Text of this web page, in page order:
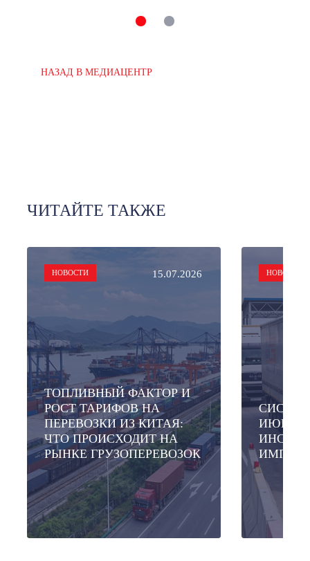
НАЗАД В МЕДИАЦЕНТР
ЧИТАЙТЕ ТАКЖЕ
НОВОСТИ 15.07.2026
ТОПЛИВНЫЙ ФАКТОР И
РОСТ ТАРИФОВ НА
ПЕРЕВОЗКИ ИЗ КИТАЯ:
ЧТО ПРОИСХОДИТ НА
РЫНКЕ ГРУЗОПЕРЕВОЗОК
НОВОСТИ
ИЮНЯ